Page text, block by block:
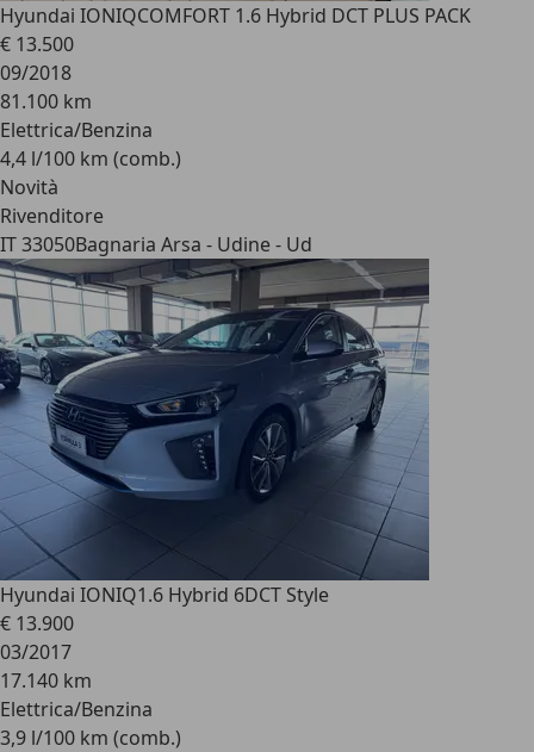
Hyundai IONIQCOMFORT 1.6 Hybrid DCT PLUS PACK
€ 13.500
09/2018
81.100 km
Elettrica/Benzina
4,4 l/100 km (comb.)
Novità
Rivenditore
IT 33050Bagnaria Arsa - Udine - Ud
Hyundai IONIQ1.6 Hybrid 6DCT Style
€ 13.900
03/2017
17.140 km
Elettrica/Benzina
3,9 l/100 km (comb.)